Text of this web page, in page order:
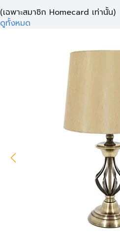
(เฉพาะสมาชิก Homecard เท่านั้น)
ดูทั้งหมด